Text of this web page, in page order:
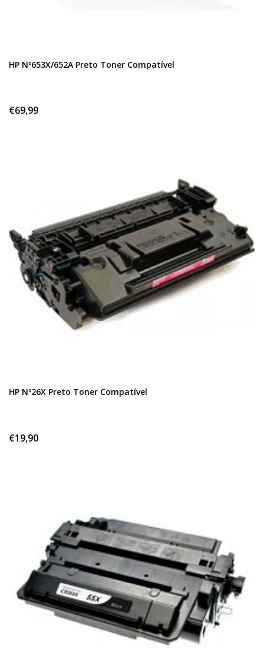
HP Nº653X/652A Preto Toner Compatível
€69,99
HP Nº26X Preto Toner Compatível
€19,90